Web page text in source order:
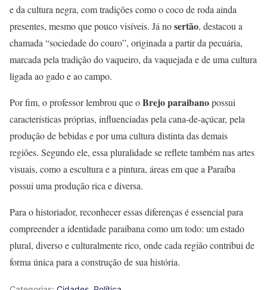
e da cultura negra, com tradições como o coco de roda ainda
presentes, mesmo que pouco visíveis. Já nosertão, destacou a
chamada “sociedade do couro”, originada a partir da pecuária,
marcada pela tradição do vaqueiro, da vaquejada e de uma cultura
ligada ao gado e ao campo.
Por fim, o professor lembrou que oBrejo paraibanopossui
características próprias, influenciadas pela cana-de-açúcar, pela
produção de bebidas e por uma cultura distinta das demais
regiões. Segundo ele, essa pluralidade se reflete também nas artes
visuais, como a escultura e a pintura, áreas em que a Paraíba
possui uma produção rica e diversa.
Para o historiador, reconhecer essas diferenças é essencial para
compreender a identidade paraibana como um todo: um estado
plural, diverso e culturalmente rico, onde cada região contribui de
forma única para a construção de sua história.